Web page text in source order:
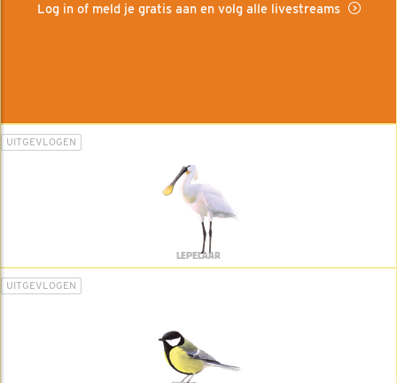
Log in of meld je gratis aan en volg alle livestreams
UITGEVLOGEN
LEPELAAR
UITGEVLOGEN